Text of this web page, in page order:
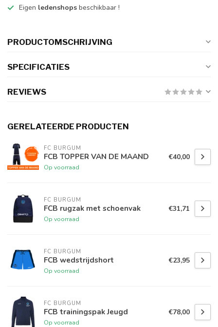
Eigen ledenshops beschikbaar !
PRODUCTOMSCHRIJVING
SPECIFICATIES
REVIEWS
GERELATEERDE PRODUCTEN
FC BURGUM
FCB TOPPER VAN DE MAAND
Op voorraad
€40,00
FC BURGUM
FCB rugzak met schoenvak
Op voorraad
€31,71
FC BURGUM
FCB wedstrijdshort
Op voorraad
€23,95
FC BURGUM
FCB trainingspak Jeugd
Op voorraad
€78,00